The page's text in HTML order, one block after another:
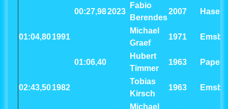
00:27,982023
Fabio
Berendes
2007
01:04,801991
Michael
Graef
1971
01:06,40
Hubert
Timmer
1963
02:43,501982
Tobias
Kirsch
1963
Michael